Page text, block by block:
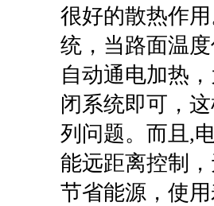
很好的散热作
统，当路面温
自动通电加热
闭系统即可，
列问题。而且,
能远距离控制
节省能源，使